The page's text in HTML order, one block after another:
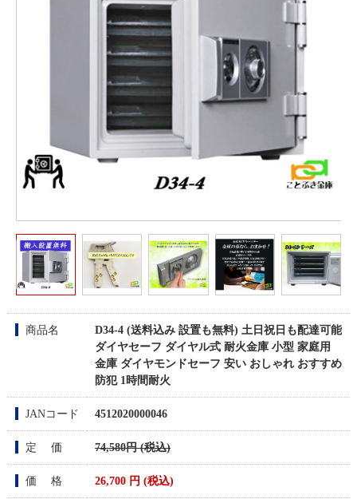
商品名
D34-4 (送料込み 設置も無料) 土日祝日も配達可能
ダイヤセーフ ダイヤル式 耐火金庫 小型 家庭用
金庫 ダイヤモンドセーフ 安い おしゃれ おすすめ
防犯 1時間耐火
JANコード 4512020000046
定 価 74,580円 (税込)
価 格 26,700円 (税込)